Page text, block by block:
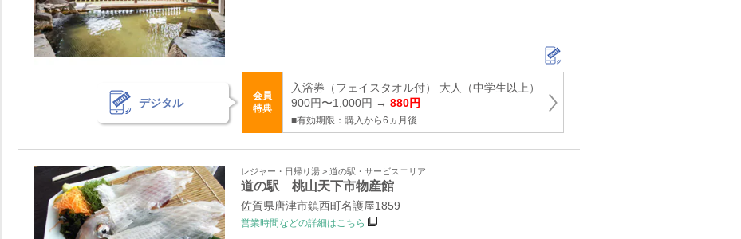
デジタル
会員
特典
入浴券（フェイスタオル付） 大人（中学生以上）
900円〜1,000円 → 880円
■有効期限：購入から6ヵ月後
レジャー・日帰り湯 > 道の駅・サービスエリア
道の駅 桃山天下市物産館
佐賀県唐津市鎮西町名護屋1859
営業時間などの詳細はこちら